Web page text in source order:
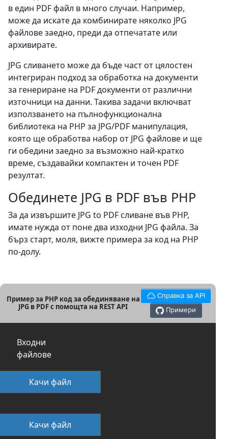
в един PDF файл в много случаи. Например,
може да искате да комбинирате няколко JPG
файлове заедно, преди да отпечатате или
архивирате.
JPG сливането може да бъде част от цялостен
интегриран подход за обработка на документи
за генериране на PDF документи от различни
източници на данни. Такива задачи включват
използването на пълнофункционална
библиотека на PHP за JPG/PDF манипулация,
която ще обработва набор от JPG файлове и ще
ги обедини заедно за възможно най-кратко
време, създавайки компактен и точен PDF
резултат.
Обединете JPG в PDF във PHP
За да извършите JPG to PDF сливане във PHP,
имате нужда от поне два изходни JPG файла. За
бърз старт, моля, вижте примера за код на PHP
по-долу.
Пример за PHP код за обединяване на
JPG в PDF с помощта на REST API
Справка за API
Примери
Входни
файлове
Качи файл
Качи файл